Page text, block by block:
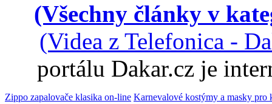
(Všechny články v
(Videa z Telefonica -
portálu Dakar.cz je
Zippo zapalovače klasika on-line Karnevalové kostýmy a masky pro